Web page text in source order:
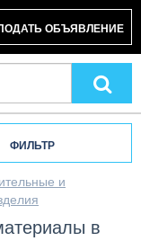
ОБЪЯВЛЕНИЕ
ФИЛЬТР
и
в